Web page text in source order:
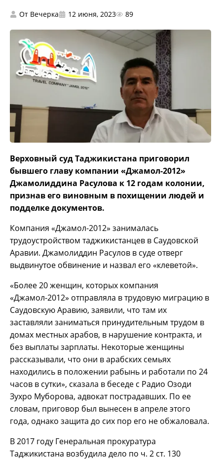
От Вечерка 12 июня, 2023 89
Верховный суд Таджикистана приговорил
бывшего главу компании «Джамол-2012»
Джамолиддина Расулова к 12 годам колонии,
признав его виновным в похищении людей и
подделке документов.
Компания «Джамол-2012» занималась
трудоустройством таджикистанцев в Саудовской
Аравии. Джамолиддин Расулов в суде отверг
выдвинутое обвинение и назвал его «клеветой».
«Более 20 женщин, которых компания
«Джамол-2012» отправляла в трудовую миграцию в
Саудовскую Аравию, заявили, что там их
заставляли заниматься принудительным трудом в
домах местных арабов, в нарушение контракта, и
без выплаты зарплаты. Некоторые женщины
рассказывали, что они в арабских семьях
находились в положении рабынь и работали по 24
часов в сутки», сказала в беседе с Радио Озоди
Зухро Муборова, адвокат пострадавших. По ее
словам, приговор был вынесен в апреле этого
года, однако защита до сих пор его не обжаловала.
В 2017 году Генеральная прокуратура
Таджикистана возбудила дело по ч. 2 ст. 130